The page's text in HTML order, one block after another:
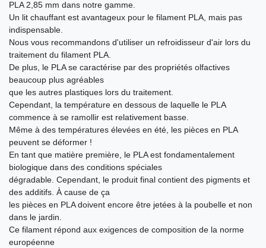
PLA 2,85 mm dans notre gamme.
Un lit chauffant est avantageux pour le filament PLA, mais pas
indispensable.
Nous vous recommandons d'utiliser un refroidisseur d'air lors du
traitement du filament PLA.
De plus, le PLA se caractérise par des propriétés olfactives
beaucoup plus agréables
que les autres plastiques lors du traitement.
Cependant, la température en dessous de laquelle le PLA
commence à se ramollir est relativement basse.
Même à des températures élevées en été, les pièces en PLA
peuvent se déformer !
En tant que matière première, le PLA est fondamentalement
biologique dans des conditions spéciales
dégradable. Cependant, le produit final contient des pigments et
des additifs. À cause de ça
les pièces en PLA doivent encore être jetées à la poubelle et non
dans le jardin.
Ce filament répond aux exigences de composition de la norme
européenne